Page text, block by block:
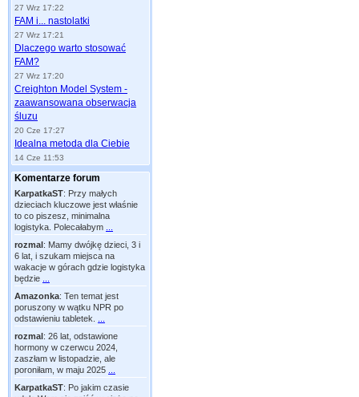
27 Wrz 17:22
FAM i... nastolatki
27 Wrz 17:21
Dlaczego warto stosować
FAM?
27 Wrz 17:20
Creighton Model System -
zaawansowana obserwacja
śluzu
20 Cze 17:27
Idealna metoda dla Ciebie
14 Cze 11:53
Komentarze forum
KarpatkaST: Przy małych
dzieciach kluczowe jest właśnie
to co piszesz, minimalna
logistyka. Polecałabym
rozmal: Mamy dwójkę dzieci, 3 i
6 lat, i szukam miejsca na
wakacje w górach gdzie logistyka
będzie
Amazonka: Ten temat jest
poruszony w wątku NPR po
odstawieniu tabletek.
rozmal: 26 lat, odstawione
hormony w czerwcu 2024,
zaszłam w listopadzie, ale
poroniłam, w maju 2025
KarpatkaST: Po jakim czasie